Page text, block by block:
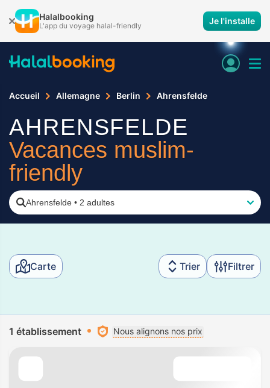
Halalbooking
L'app du voyage halal-friendly Je l'installe
Accueil Allemagne Berlin Ahrensfelde
AHRENSFELDE
Vacances muslim-
friendly
Ahrensfelde • 2 adultes
Carte Trier Filtrer
1 établissement Nous alignons nos prix